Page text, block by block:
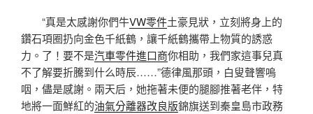
“真是太感謝你們牛VW零件土豪見狀，立刻將身上的
鑽石項圈扔向金色千紙鶴，讓千紙鶴攜帶上物質的誘惑
力。了！要不是汽車零件進口商你相助，我們家這事兒真
不了解要折騰到什么時辰……”德律風那頭，白叟聲響嗚
咽，儘是感謝。兩天后，她拖著未便的腿腳推著老伴，特
地將一面鮮紅的油氣分離器改良版錦旗送到秦皇島市政務